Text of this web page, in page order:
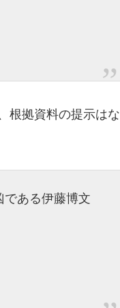
根拠資料の提示はな
である伊藤博文